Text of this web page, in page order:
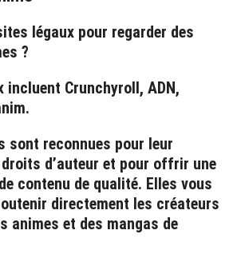
légaux pour regarder des
?
incluent Crunchyroll, ADN,
sont reconnues pour leur
d’auteur et pour offrir une
contenu de qualité. Elles vous
directement les créateurs
animes et des mangas de